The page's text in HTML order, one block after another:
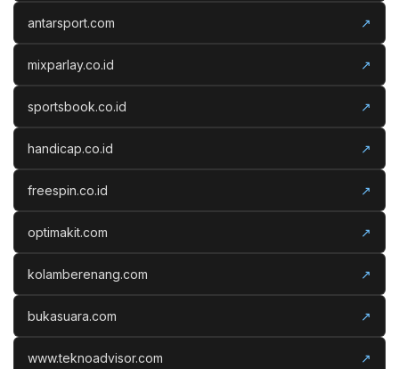
antarsport.com ↗
mixparlay.co.id ↗
sportsbook.co.id ↗
handicap.co.id ↗
freespin.co.id ↗
optimakit.com ↗
kolamberenang.com ↗
bukasuara.com ↗
www.teknoadvisor.com ↗